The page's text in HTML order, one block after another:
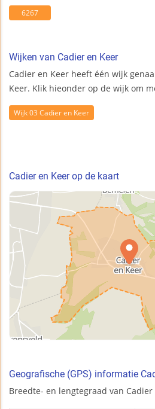
6267
Wijken van Cadier en Keer
Cadier en Keer heeft één wijk
Keer. Klik hieonder op de wijk om
Wijk 03 Cadier en Keer
Cadier en Keer op de kaart
Geografische (GPS) informatie
Breedte- en lengtegraad van Cadier